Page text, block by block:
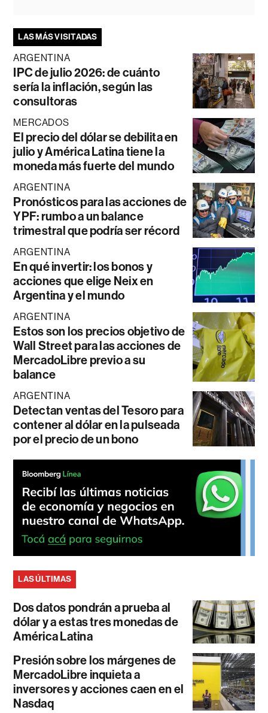
LAS MÁS VISITADAS
ARGENTINA
IPC de julio 2026: de cuánto
sería la inflación, según las
consultoras
MERCADOS
El precio del dólar se debilita en
julio y América Latina tiene la
moneda más fuerte del mundo
ARGENTINA
Pronósticos para las acciones de
YPF: rumbo a un balance
trimestral que podría ser récord
ARGENTINA
En qué invertir: los bonos y
acciones que elige Neix en
Argentina y el mundo
ARGENTINA
Estos son los precios objetivo de
Wall Street para las acciones de
MercadoLibre previo a su
balance
ARGENTINA
Detectan ventas del Tesoro para
contener al dólar en la pulseada
por el precio de un bono
LAS ÚLTIMAS
Dos datos pondrán a prueba al
dólar y a estas tres monedas de
América Latina
Presión sobre los márgenes de
MercadoLibre inquieta a
inversores y acciones caen en el
Nasdaq